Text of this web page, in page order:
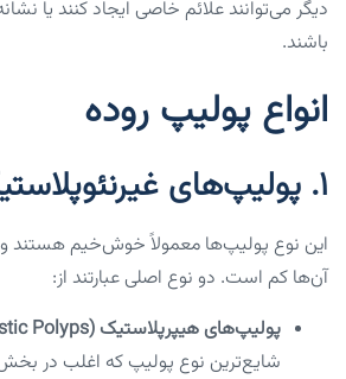
دیگر می‌توانند علائم خاصی ایجاد کنند یا
باشند.
انواع پولیپ روده
1. پولیپ‌های
این نوع پولیپ‌ها معمولاً خوش‌خیم
آن‌ها کم است. دو نوع اصلی عبارتند از:
پولیپ‌های هیپرپلاستیک (Hyperplastic Polyps)
شایع‌ترین نوع پولیپ که اغلب در بخش